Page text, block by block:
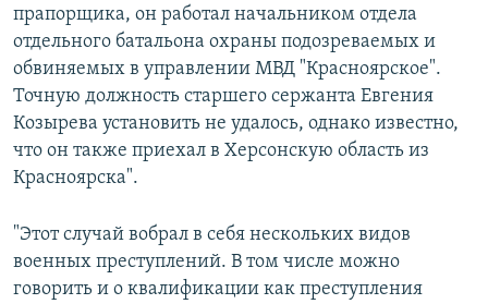
прапорщика, он работал начальником отдела
отдельного батальона охраны подозреваемых и
обвиняемых в управлении МВД "Красноярское".
Точную должность старшего сержанта Евгения
Козырева установить не удалось, однако известно,
что он также приехал в Херсонскую область из
Красноярска".
"Этот случай вобрал в себя нескольких видов
военных преступлений. В том числе можно
говорить и о квалификации как преступления